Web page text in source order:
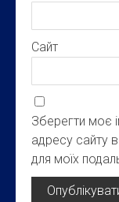
Сайт
Зберегти моє
адресу сайту
для моїх